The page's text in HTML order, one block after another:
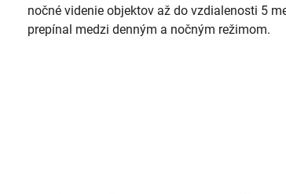
nočné videnie objektov až do vzdialenosti 5
prepínal medzi denným a nočným režimom.